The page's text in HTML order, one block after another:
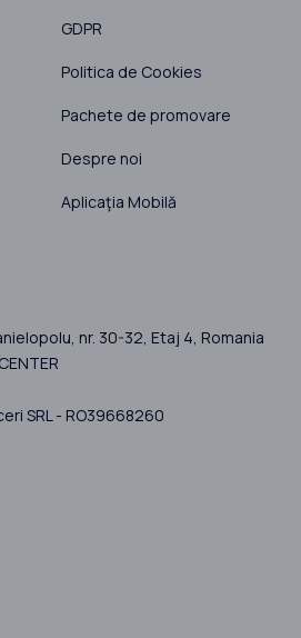
GDPR
Politica de Cookies
Pachete de promovare
Despre noi
Aplicaţia Mobilă
nr. 30-32, Etaj 4, Romania
SRL - RO39668260